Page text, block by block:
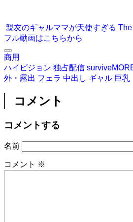
親友のギャルママが天使すぎる
フル動画はこちらから
商用
ハイビジョン 独占配信
外・露出 フェラ 中出し ギャル 巨乳
コメント
コメントする
名前
コメント ※